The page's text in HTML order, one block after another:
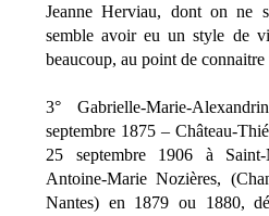
Jeanne Herviau, dont on ne
semble avoir eu un style de
beaucoup, au point de
3° Gabrielle-Marie-
septembre 1875 – Château-
25 septembre 1906 à Saint-
Antoine-Marie Nozières,
Nantes) en 1879 ou 1880,